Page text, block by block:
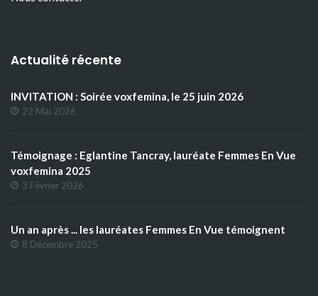
Actualité récente
INVITATION : Soirée voxfemina, le 25 juin 2026
22 Mai 2026
Témoignage : Eglantine Tancray, lauréate Femmes En Vue
voxfemina 2025
3 Février 2026
Un an après ... les lauréates Femmes En Vue témoignent
8 Décembre 2025